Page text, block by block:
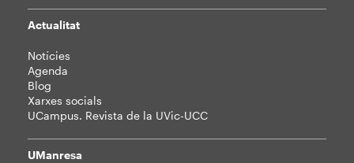
Actualitat
Notícies
Agenda
Blog
Xarxes socials
UCampus. Revista de la UVic-UCC
UManresa